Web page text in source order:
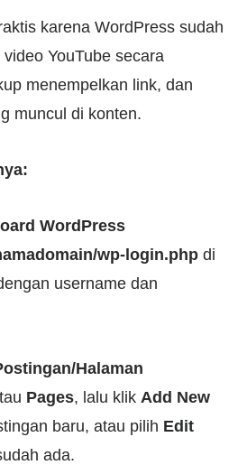
karena WordPress sudah
YouTube secara
menempelkan link, dan
muncul di konten.
WordPress
wp-login.php di
username dan
Halaman
Pages, lalu klik Add New
baru, atau pilih Edit
ada.